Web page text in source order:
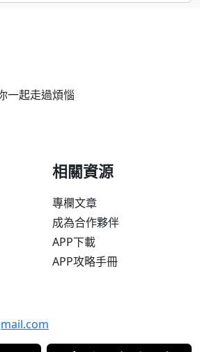
一起走過煩惱
相關資源
專欄文章
成為合作夥伴
APP下載
APP攻略手冊